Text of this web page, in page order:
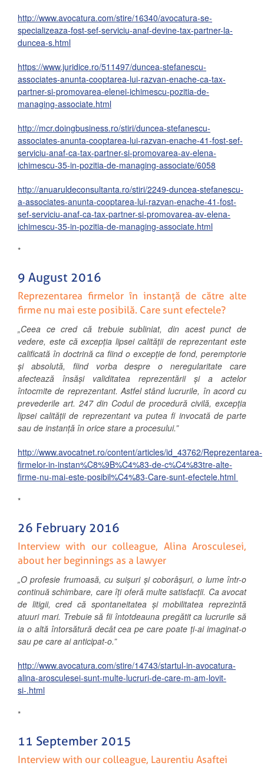
http://www.avocatura.com/stire/16340/avocatura-se-
specializeaza-fost-sef-serviciu-anaf-devine-tax-partner-la-
duncea-s.html
https://www.juridice.ro/511497/duncea-stefanescu-
associates-anunta-cooptarea-lui-razvan-enache-ca-tax-
partner-si-promovarea-elenei-ichimescu-pozitia-de-
managing-associate.html
http://mcr.doingbusiness.ro/stiri/duncea-stefanescu-
associates-anunta-cooptarea-lui-razvan-enache-41-fost-sef-
serviciu-anaf-ca-tax-partner-si-promovarea-av-elena-
ichimescu-35-in-pozitia-de-managing-associate/6058
http://anuaruldeconsultanta.ro/stiri/2249-duncea-stefanescu-
a-associates-anunta-cooptarea-lui-razvan-enache-41-fost-
sef-serviciu-anaf-ca-tax-partner-si-promovarea-av-elena-
ichimescu-35-in-pozitia-de-managing-associate.html
*
9 August 2016
Reprezentarea firmelor în instanță de către alte
firme nu mai este posibilă. Care sunt efectele?
„Ceea ce cred că trebuie subliniat, din acest punct de
vedere, este că excepția lipsei calității de reprezentant este
calificată în doctrină ca fiind o excepție de fond, peremptorie
și absolută, fiind vorba despre o neregularitate care
afectează însăși validitatea reprezentării și a actelor
întocmite de reprezentant. Astfel stând lucrurile, în acord cu
prevederile art. 247 din Codul de procedură civilă, excepția
lipsei calității de reprezentant va putea fi invocată de parte
sau de instanță în orice stare a procesului.”
http://www.avocatnet.ro/content/articles/id_43762/Reprezentarea-
firmelor-in-instan%C8%9B%C4%83-de-c%C4%83tre-alte-
firme-nu-mai-este-posibil%C4%83-Care-sunt-efectele.html
*
26 February 2016
Interview with our colleague, Alina Arosculesei,
about her beginnings as a lawyer
„O profesie frumoasă, cu suișuri și coborâșuri, o lume într-o
continuă schimbare, care îți oferă multe satisfacții. Ca avocat
de litigii, cred că spontaneitatea și mobilitatea reprezintă
atuuri mari. Trebuie să fii întotdeauna pregătit ca lucrurile să
ia o altă întorsătură decât cea pe care poate ți-ai imaginat-o
sau pe care ai anticipat-o.”
http://www.avocatura.com/stire/14743/startul-in-avocatura-
alina-arosculesei-sunt-multe-lucruri-de-care-m-am-lovit-
si-.html
*
11 September 2015
Interview with our colleague, Laurentiu Asaftei